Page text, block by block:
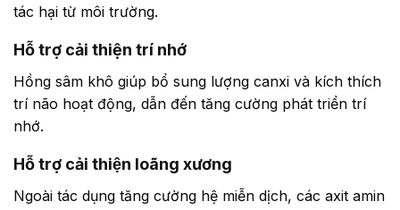
tác hại từ môi trường.
Hỗ trợ cải thiện trí nhớ
Hồng sâm khô giúp bổ sung lượng canxi và kích thích
trí não hoạt động, dẫn đến tăng cường phát triển trí
nhớ.
Hỗ trợ cải thiện loãng xương
Ngoài tác dụng tăng cường hệ miễn dịch, các axit amin